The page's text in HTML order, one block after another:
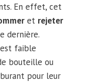
En effet, cet
et rejeter
dernière.
faible
bouteille ou
pour leur